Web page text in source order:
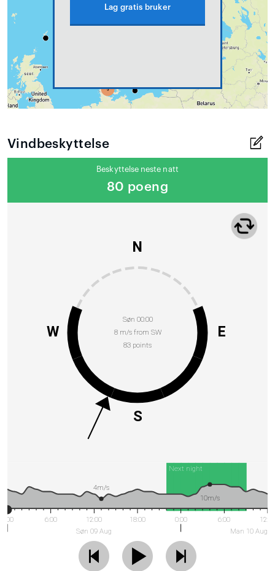
Lag gratis bruker
Vindbeskyttelse
Beskyttelse neste natt
80 poeng
Søn 00:00
8 m/s from SW
83 points
N
E
S
W
Next night
0:00 6:00
12:00
Søn 09 Aug
18:00 0:00 6:00
Man 10 Aug
10m/s
4m/s